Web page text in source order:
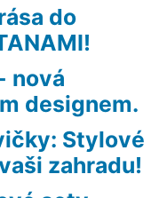
do
nová
designem.
Stylové
zahradu!